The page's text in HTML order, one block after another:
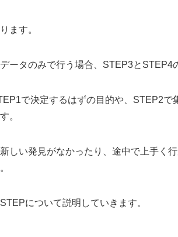
ます。
ータのみで行う場合、STEP3とSTEP4
で決定するはずの目的や、STEP2
。
しい発見がなかったり、途中で上手く
について説明していきます。